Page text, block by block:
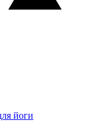
йоги